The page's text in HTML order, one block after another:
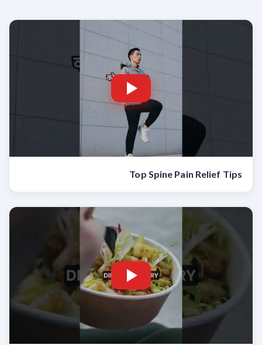
Top Spine Pain Relief Tips